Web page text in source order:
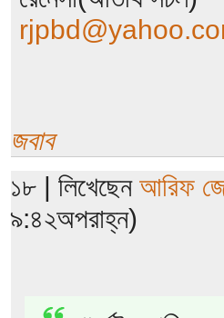
জবাব
১৮ | লিখেছেনআরিফ
৯:৪২অপরাহ্ন)